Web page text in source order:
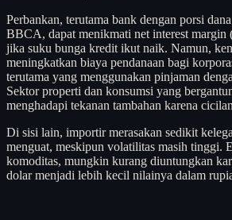
Perbankan, terutama bank dengan porsi
BBCA, dapat menikmati net interest
jika suku bunga kredit ikut naik. Namun,
meningkatkan biaya pendanaan bagi
terutama yang menggunakan pinjaman
Sektor properti dan konsumsi yang
menghadapi tekanan tambahan karena
Di sisi lain, importir merasakan sedikit
menguat, meskipun volatilitas masih tinggi.
komoditas, mungkin kurang diuntungkan
dolar menjadi lebih kecil nilainya dalam